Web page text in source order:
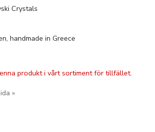
Crystals
handmade in Greece
produkt i vårt sortiment för tillfället.
»